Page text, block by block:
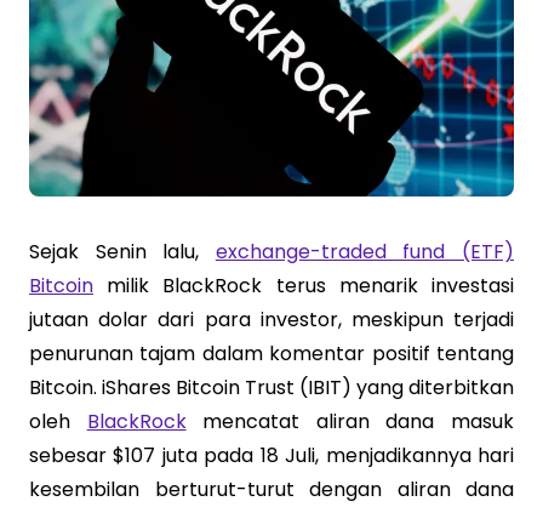
Sejak Senin lalu, exchange-traded fund (ETF)
Bitcoin milik BlackRock terus menarik investasi
jutaan dolar dari para investor, meskipun terjadi
penurunan tajam dalam komentar positif tentang
Bitcoin. iShares Bitcoin Trust (IBIT) yang diterbitkan
oleh BlackRockmencatat aliran dana masuk
sebesar $107 juta pada 18 Juli, menjadikannya hari
kesembilan berturut-turut dengan aliran dana